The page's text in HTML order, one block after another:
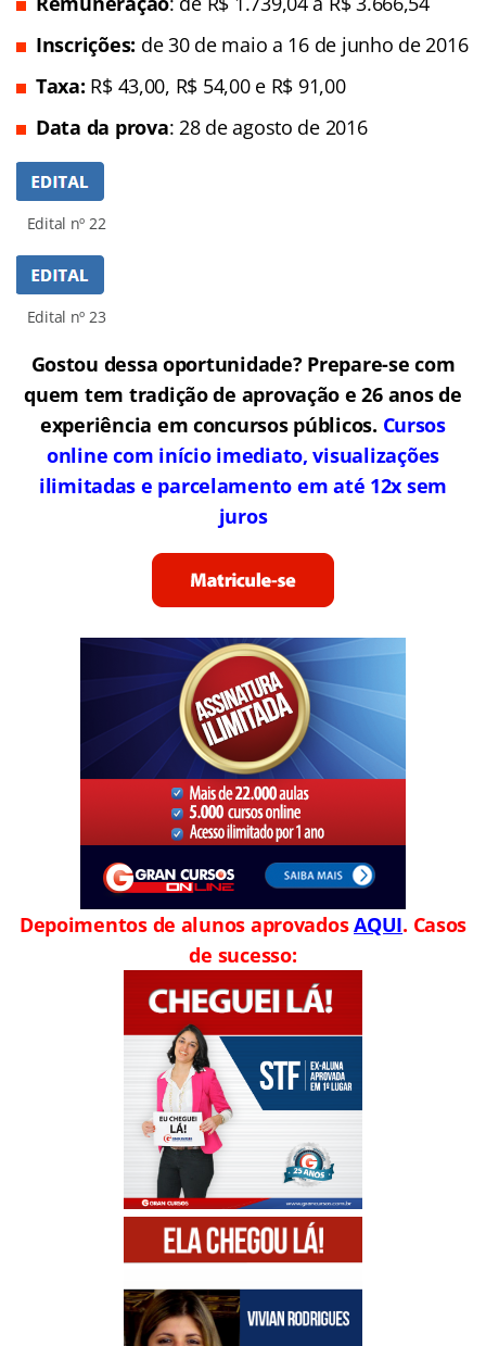
Inscrições: de 30 de maio a 16 de junho de 2016
Taxa: R$ 43,00, R$ 54,00 e R$ 91,00
Data da prova: 28 de agosto de 2016
Edital nº 22
Edital nº 23
Gostou dessa oportunidade? Prepare-se com
quem tem tradição de aprovação e 26 anos de
experiência em concursos públicos. Cursos
online com início imediato, visualizações
ilimitadas e parcelamento em até 12x sem
juros
Depoimentos de alunos aprovadosAQUI. Casos
de sucesso: